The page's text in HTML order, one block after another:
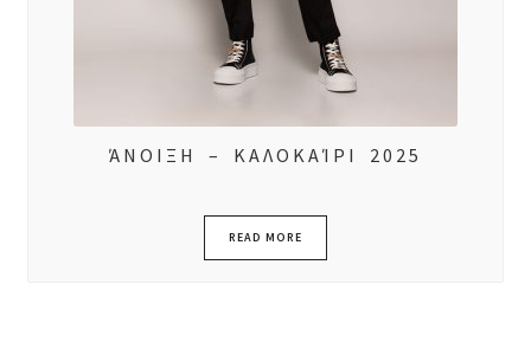
ΆΝΟΙΞΗ – ΚΑΛΟΚΑΊΡΙ 2025
READ MORE